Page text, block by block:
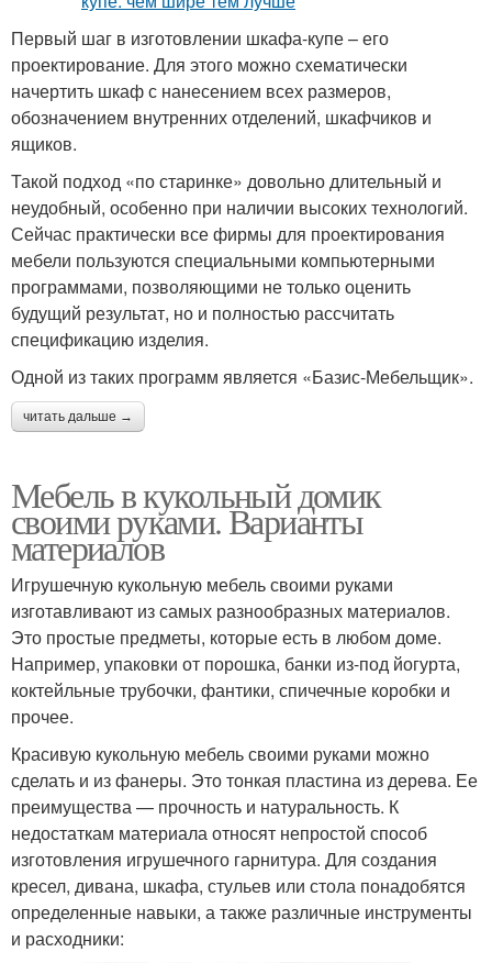
Первый шаг в изготовлении шкафа-купе – его
проектирование. Для этого можно схематически
начертить шкаф с нанесением всех размеров,
обозначением внутренних отделений, шкафчиков и
ящиков.
Такой подход «по старинке» довольно длительный и
неудобный, особенно при наличии высоких технологий.
Сейчас практически все фирмы для проектирования
мебели пользуются специальными компьютерными
программами, позволяющими не только оценить
будущий результат, но и полностью рассчитать
спецификацию изделия.
Одной из таких программ является «Базис-Мебельщик».
читать дальше →
Мебель в кукольный домик
своими руками. Варианты
материалов
Игрушечную кукольную мебель своими руками
изготавливают из самых разнообразных материалов.
Это простые предметы, которые есть в любом доме.
Например, упаковки от порошка, банки из-под йогурта,
коктейльные трубочки, фантики, спичечные коробки и
прочее.
Красивую кукольную мебель своими руками можно
сделать и из фанеры. Это тонкая пластина из дерева. Ее
преимущества — прочность и натуральность. К
недостаткам материала относят непростой способ
изготовления игрушечного гарнитура. Для создания
кресел, дивана, шкафа, стульев или стола понадобятся
определенные навыки, а также различные инструменты
и расходники: